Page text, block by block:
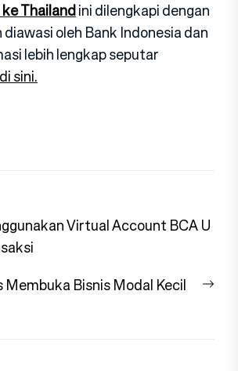
Thailandini dilengkapi dengan
diawasi oleh Bank Indonesia dan
lebih lengkap seputar
di sini.
Virtual Account BCA U
Membuka Bisnis Modal Kecil